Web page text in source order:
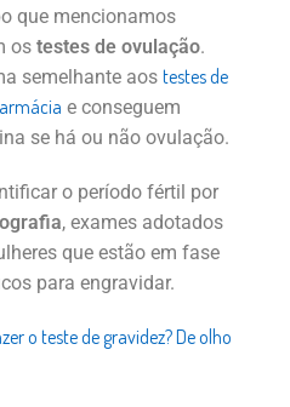
que mencionamos
os testes de ovulação.
semelhante aos testes de
e conseguem
se há ou não ovulação.
o período fértil por
, exames adotados
que estão em fase
para engravidar.
o teste de gravidez? De olho